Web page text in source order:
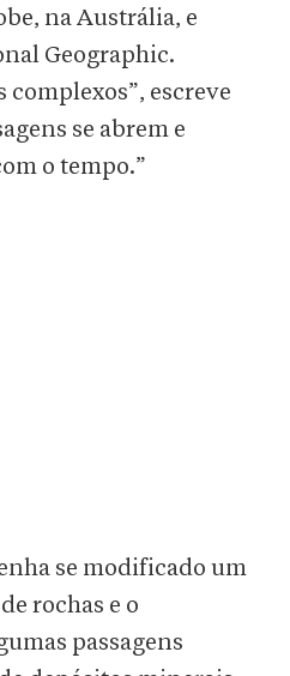
na Austrália, e
Geographic.
complexos”, escreve
se abrem e
o tempo.”
se modificado um
rochas e o
passagens